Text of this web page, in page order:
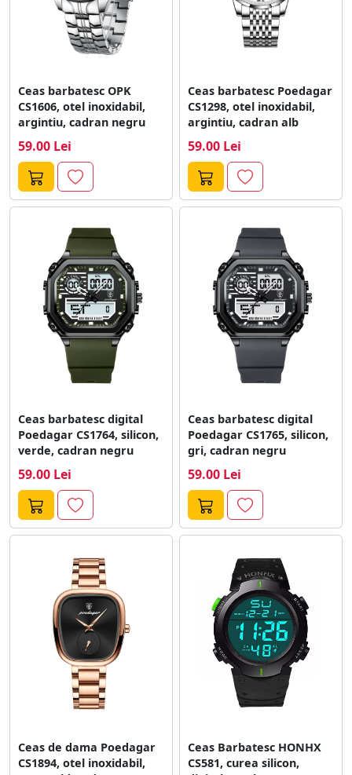
Ceas barbatesc OPK
CS1606, otel inoxidabil,
argintiu, cadran negru
59.00 Lei
Ceas barbatesc Poedagar
CS1298, otel inoxidabil,
argintiu, cadran alb
59.00 Lei
Ceas barbatesc digital
Poedagar CS1764, silicon,
verde, cadran negru
59.00 Lei
Ceas barbatesc digital
Poedagar CS1765, silicon,
gri, cadran negru
59.00 Lei
Ceas de dama Poedagar
CS1894, otel inoxidabil,
Ceas Barbatesc HONHX
CS581, curea silicon,